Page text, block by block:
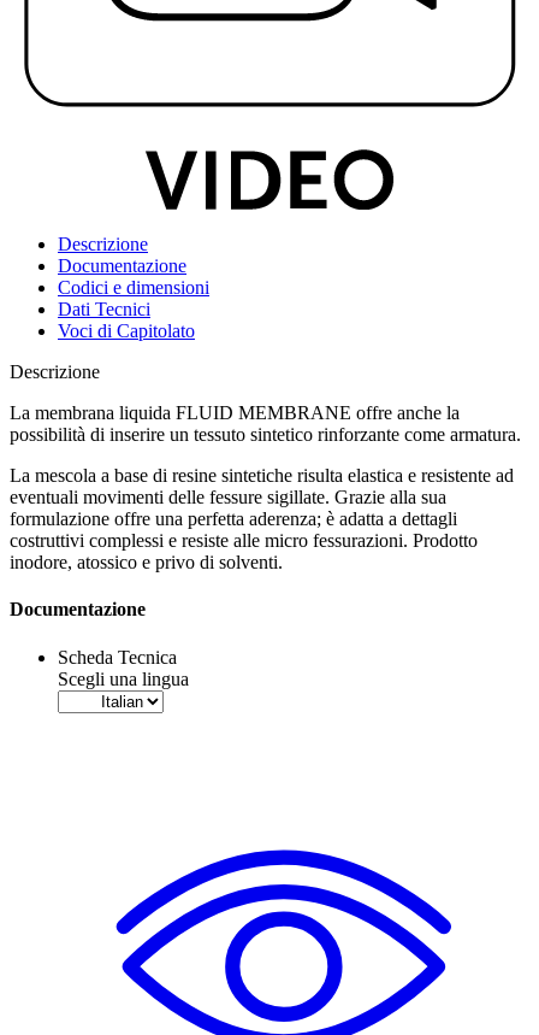
Descrizione
Documentazione
Codici e dimensioni
Dati Tecnici
Voci di Capitolato
Descrizione
La membrana liquida FLUID MEMBRANE offre anche la
possibilità di inserire un tessuto sintetico rinforzante come armatura.
La mescola a base di resine sintetiche risulta elastica e resistente ad
eventuali movimenti delle fessure sigillate. Grazie alla sua
formulazione offre una perfetta aderenza; è adatta a dettagli
costruttivi complessi e resiste alle micro fessurazioni. Prodotto
inodore, atossico e privo di solventi.
Documentazione
Scheda Tecnica
Scegli una lingua